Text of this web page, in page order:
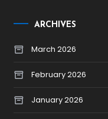
ARCHIVES
March 2026
February 2026
January 2026